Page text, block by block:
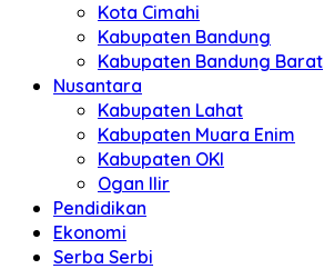
Kota Cimahi
Kabupaten Bandung
Kabupaten Bandung Barat
Nusantara
Kabupaten Lahat
Kabupaten Muara Enim
Kabupaten OKI
Ogan Ilir
Pendidikan
Ekonomi
Serba Serbi